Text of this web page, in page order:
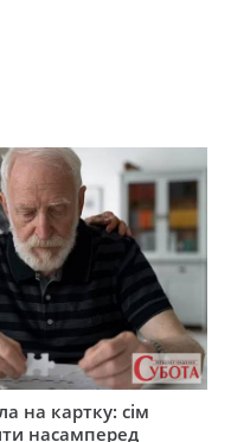
на картку: сім
насамперед